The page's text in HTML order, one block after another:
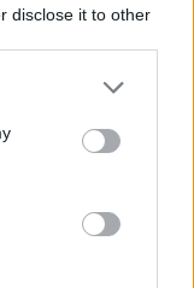
disclose it to other
or more Google
You may click to
party tags to
in below Google